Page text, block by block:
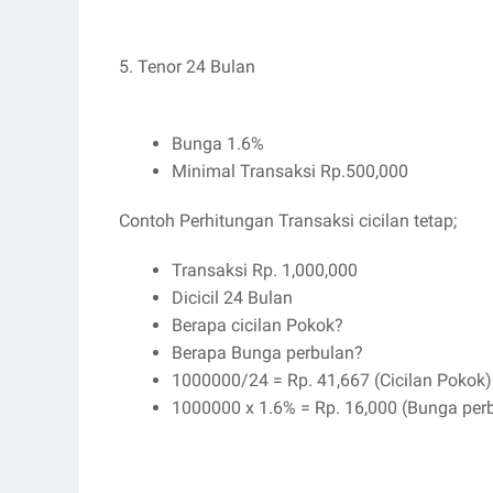
5. Tenor 24 Bulan
Bunga 1.6%
Minimal Transaksi Rp.500,000
Contoh Perhitungan Transaksi cicilan tetap;
Transaksi Rp. 1,000,000
Dicicil 24 Bulan
Berapa cicilan Pokok?
Berapa Bunga perbulan?
1000000/24 = Rp. 41,667 (Cicilan Pokok)
1000000 x 1.6% = Rp. 16,000 (Bunga